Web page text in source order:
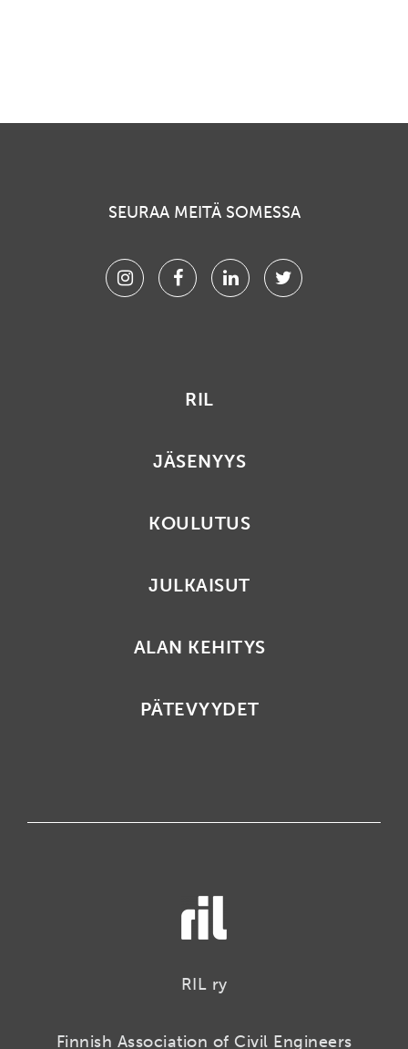
SEURAA MEITÄ SOMESSA
InstagramFacebookLinkedinTwitter
RIL
JÄSENYYS
KOULUTUS
JULKAISUT
ALAN KEHITYS
PÄTEVYYDET
RIL ry
Finnish Association of Civil Engineers